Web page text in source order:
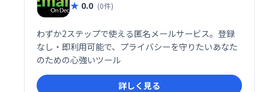
0.0 (0件)
わずか2ステップで使える匿名メールサービス。登録
なし・即利用可能で、プライバシーを守りたいあなた
のための心強いツール
詳しく見る